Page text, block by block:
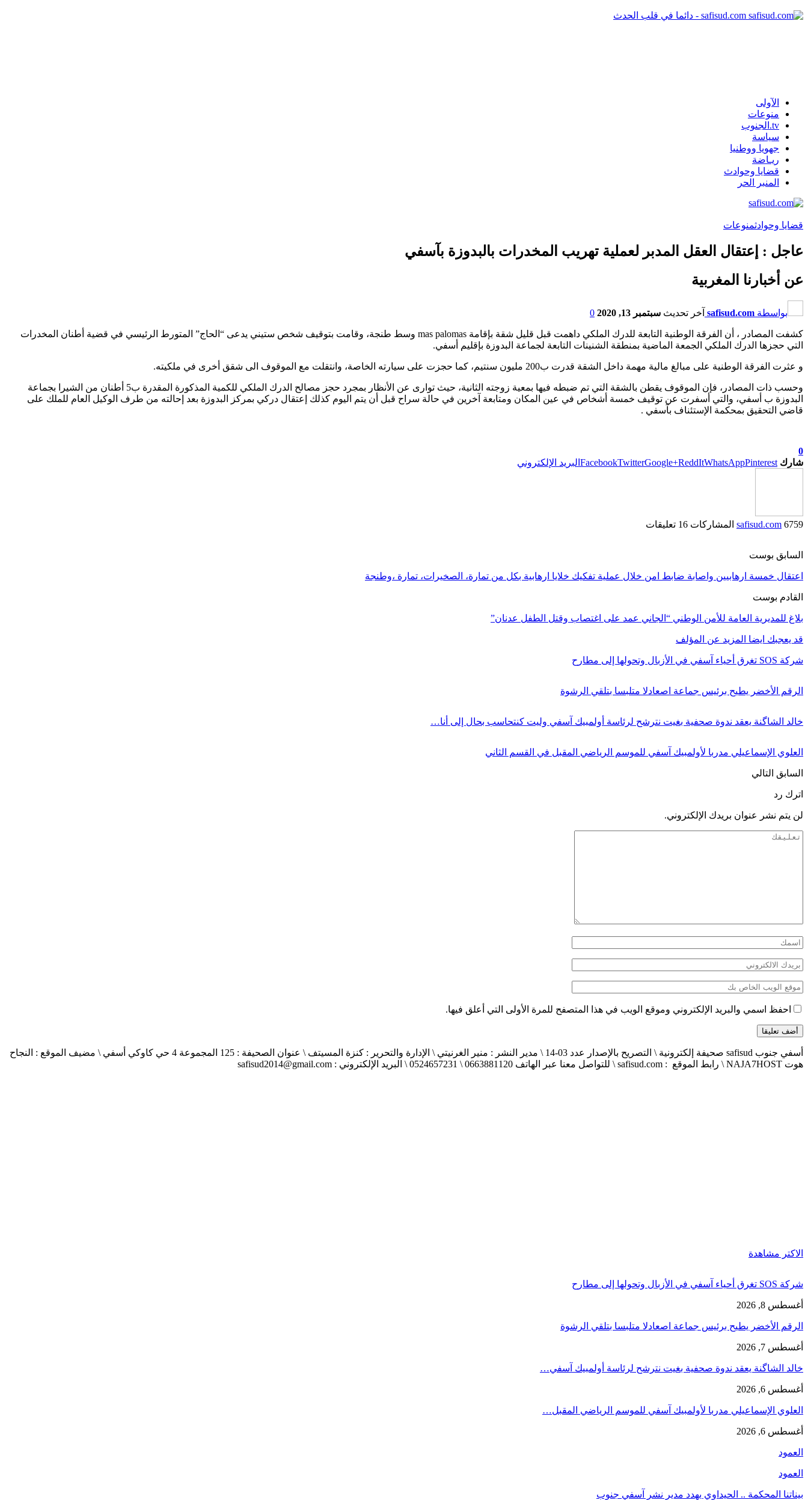
safisud.com - دائما في قلب الحدث
الآولى
منوعات
tv.الجنوب
سياسة
جهويا ووطنيا
ريـاضة
قضايا وحوادث
المنبر الحر
قضايا وحوادثمنوعات
عاجل : إعتقال العقل المدبر لعملية تهريب المخدرات بالبدوزة بآسفي
عن أخبارنا المغربية
بواسطة safisud.com آخر تحديث سبتمبر 13, 2020 0
كشفت المصادر ، أن الفرقة الوطنية التابعة للدرك الملكي داهمت قبل قليل شقة بإقامة mas palomas وسط طنجة، وقامت بتوقيف شخص ستيني يدعى “الحاج” المتورط الرئيسي في قضية أطنان المخدرات
التي حجزها الدرك الملكي الجمعة الماضية بمنطقة الشنينات التابعة لجماعة البدوزة بإقليم أسفي.
و عثرت الفرقة الوطنية على مبالغ مالية مهمة داخل الشقة قدرت ب200 مليون سنتيم، كما حجزت على سيارته الخاصة، وانتقلت مع الموقوف الى شقق أخرى في ملكيته.
وحسب ذات المصادر، فإن الموقوف يقطن بالشقة التي تم ضبطه فيها بمعية زوجته الثانية، حيث توارى عن الأنظار بمجرد حجز مصالح الدرك الملكي للكمية المذكورة المقدرة ب5 أطنان من الشيرا بجماعة
البدوزة ب أسفي، والتي أسفرت عن توقيف خمسة أشخاص في عين المكان ومتابعة آخرين في حالة سراح قبل أن يتم اليوم كذلك إعتقال دركي بمركز البدوزة بعد إحالته من طرف الوكيل العام للملك على
قاضي التحقيق بمحكمة الإستئناف بآسفي .
0
شارك
FacebookTwitterGoogle+ReddItWhatsAppPinterest البريد الإلكتروني
safisud.com 6759 المشاركات 16 تعليقات
السابق بوست
اعتقال خمسة ارهابيين واصابة ضابط امن خلال عملية تفكيك خلايا ارهابية بكل من تمارة، الصخيرات، تمارة ،وطنجة
القادم بوست
بلاغ للمديرية العامة للأمن الوطني “الجاني عمد على اغتصاب وقتل الطفل عدنان”
قد يعجبك ايضا المزيد عن المؤلف
شركة SOS تغرق أحياء آسفي في الأزبال وتحولها إلى مطارح
الرقم الأخضر يطيح برئيس جماعة اصعادلا متلبسا بتلقي الرشوة
خالد الشاگنة يعقد ندوة صحفية بغيت نترشح لرئاسة أولمبيك آسفي وليت كنتحاسب بحال إلى أنا…
العلوي الإسماعيلي مدربا لأولمبيك آسفي للموسم الرياضي المقبل في القسم الثاني
السابق التالي
اترك رد
لن يتم نشر عنوان بريدك الإلكتروني.
احفظ اسمي والبريد الإلكتروني وموقع الويب في هذا المتصفح للمرة الأولى التي أعلق فيها.
أسفي جنوب safisud صحيفة إلكترونية \ التصريح بالإصدار عدد 03-14 \ مدير النشر : منير الغرنيتي \ الإدارة والتحرير : كنزة المسيتف \ عنوان الصحيفة : 125 المجموعة 4 حي كاوكي أسفي \ مضيف الموقع : النجاح
هوت NAJA7HOST \ رابط الموقع : safisud.com \ للتواصل معنا عبر الهاتف 0663881120 \ 0524657231 \ البريد الإلكتروني : safisud2014@gmail.com
الاكتر مشاهدة
شركة SOS تغرق أحياء آسفي في الأزبال وتحولها إلى مطارح
أغسطس 8, 2026
الرقم الأخضر يطيح برئيس جماعة اصعادلا متلبسا بتلقي الرشوة
أغسطس 7, 2026
خالد الشاگنة يعقد ندوة صحفية بغيت نترشح لرئاسة أولمبيك آسفي…
أغسطس 6, 2026
العلوي الإسماعيلي مدربا لأولمبيك آسفي للموسم الرياضي المقبل…
أغسطس 6, 2026
العمود
العمود
بيناتنا المحكمة .. الحيداوي يهدد مدير نشر آسفي جنوب